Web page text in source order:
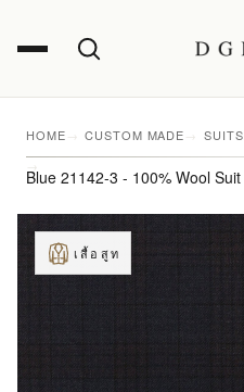
HOME CUSTOM MADE SUITS
Blue 21142-3 - 100% Wool Suit
เสื้อสูท